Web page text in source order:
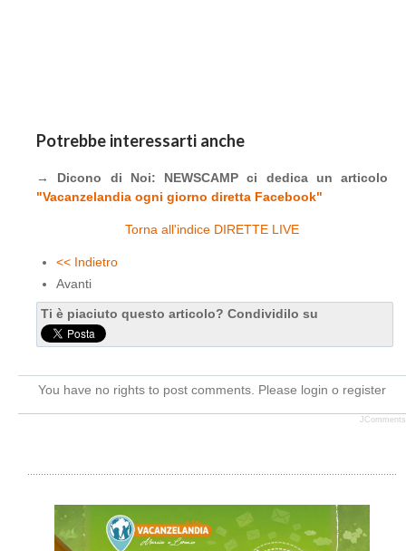
Potrebbe interessarti anche
→ Dicono di Noi: NEWSCAMP ci dedica un articolo
"Vacanzelandia ogni giorno diretta Facebook"
Torna all'indice DIRETTE LIVE
<< Indietro
Avanti
Ti è piaciuto questo articolo? Condividilo su
You have no rights to post comments. Please login o register
JComments